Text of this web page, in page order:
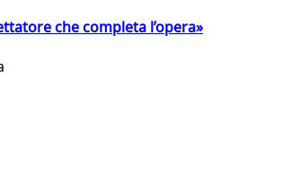
che completa l’opera»